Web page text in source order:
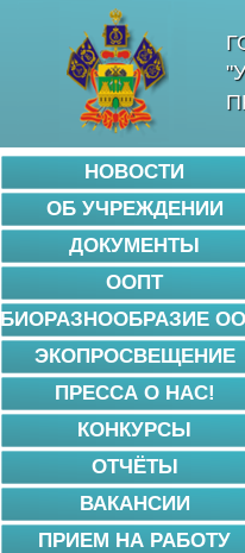
НОВОСТИ
ОБ УЧРЕЖДЕНИИ
ДОКУМЕНТЫ
ООПТ
БИОРАЗНООБРАЗИЕ
ЭКОПРОСВЕЩЕНИЕ
ПРЕССА О НАС!
КОНКУРСЫ
ОТЧЁТЫ
ВАКАНСИИ
ПРИЕМ НА РАБОТУ